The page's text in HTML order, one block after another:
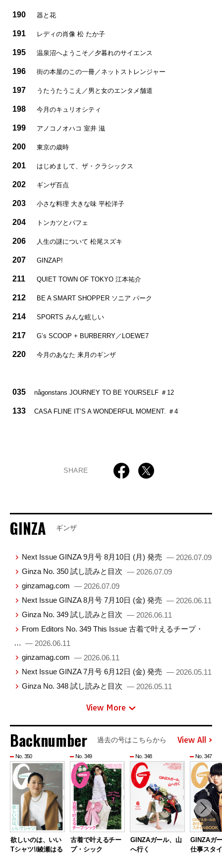
190 器と花
191 レディの肖像 松 たか子
195 温泉沼へようこそ／夕暮れのサイエンス
196 街の本屋のこの一冊／ネットストレンジャー
197 うたうたうこえ／男と女のエンタメ舗道
198 今月のキュリオシティ
199 アノコノオハコ 室井 滋
200 東京の歳時
201 はじめまして、ザ・クラシックス
202 ギンザ百点
203 小さな料理 大きな味 平松洋子
204 トンカツとパフェ
206 人生の謎について 松尾スズキ
207 GINZAP!
211 QUIET TOWN OF TOKYO 江本祐介
212 BE A SMART SHOPPER ソニア パーク
214 SPORTS みんな眩しい
217 G’s SCOOP + BURBERRY／LOEWE7
220 今月のあなた 来月のギンザ
035 någonstans JOURNEY TO BE YOURSELF ＃12
133 CASA FLINE IT’S A WONDERFUL MOMENT. ＃4
SHARE
GINZA ギンザ
Next Issue GINZA 9月号 8月10日 (月) 発売 — 2026.07.09
Ginza No. 350 試し読みと目次 — 2026.07.09
ginzamag.com — 2026.07.09
Next Issue GINZA 8月号 7月10日 (金) 発売 — 2026.06.11
Ginza No. 349 試し読みと目次 — 2026.06.11
From Editors No. 349 This Issue 古着で叶えるチープ・
… — 2026.06.11
ginzamag.com — 2026.06.11
Next Issue GINZA 7月号 6月12日 (金) 発売 — 2026.05.11
Ginza No. 348 試し読みと目次 — 2026.05.11
View More
Backnumber 過去の号はこちらから View All
No. 350
欲しいのは、いい
Tシャツ!/綾瀬はる
No. 349
古着で叶えるチー
プ・シック
No. 348
GINZAガール、山
へ行く
No. 347
GINZAガ
仕事スタ